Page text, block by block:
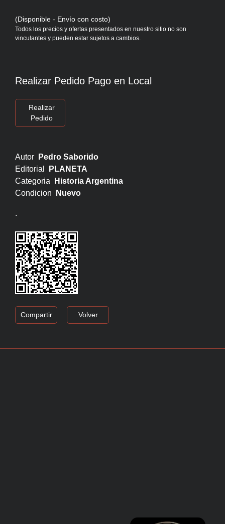
(Disponible - Envío con costo)
Todos los precios y ofertas presentados en nuestro sitio no son
vinculantes y pueden estar sujetos a cambios.
Realizar Pedido Pago en Local
Realizar
Pedido
Autor
Pedro Saborido
Editorial
PLANETA
Categoria
Historia Argentina
Condicion
Nuevo
.
Compartir Volver